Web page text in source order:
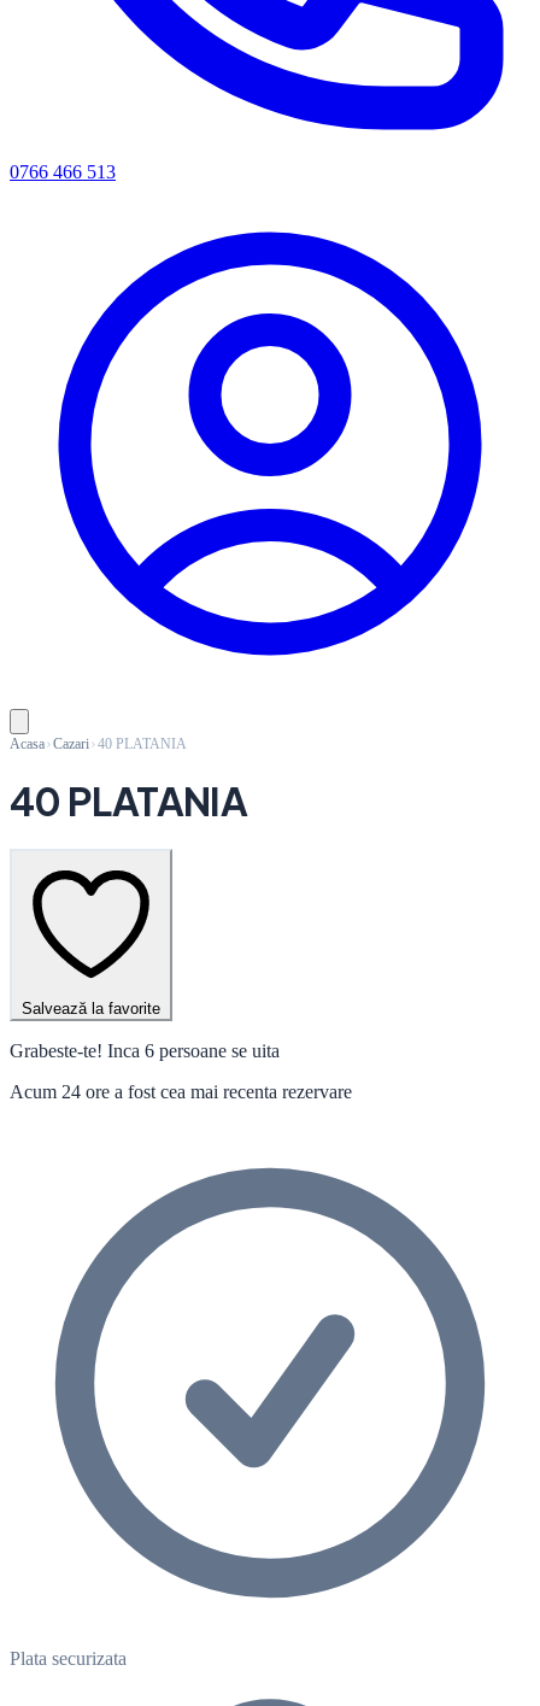
0766 466 513
Acasa Cazari 40 PLATANIA
40 PLATANIA
Salvează la favorite
Grabeste-te! Inca 6 persoane se uita
Acum 24 ore a fost cea mai recenta rezervare
Plata securizata